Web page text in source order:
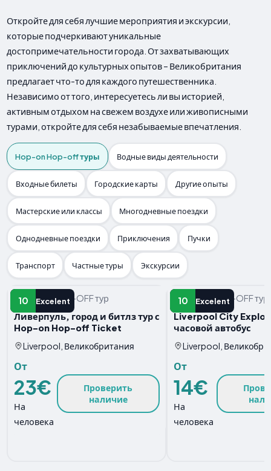
Откройте для себя лучшие мероприятия и экскурсии,
которые подчеркивают уникальные
достопримечательности города. От захватывающих
приключений до культурных опытов – Великобритания
предлагает что-то для каждого путешественника.
Независимо от того, интересуетесь ли вы историей,
активным отдыхом на свежем воздухе или живописными
турами, откройте для себя незабываемые впечатления.
Hop-on Hop-off туры Водные виды деятельности
Входные билеты Городские карты Другие опыты
Мастерские или классы Многодневные поездки
Однодневные поездки Приключения Пучки
Транспорт Частные туры Экскурсии
10 Excelent
HOP-ON HOP-OFF тур
Ливерпуль, город и битлз тур с
Hop-on Hop-off Ticket
Liverpool, Великобритания
От
23€
На
человека
Проверить
наличие
10 Excelent
HOP-ON HOP-OFF тур
Liverpool City
часовой автобус
Liverpool,
От
14€
На
человека